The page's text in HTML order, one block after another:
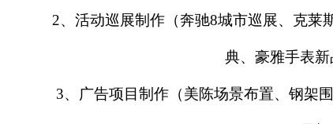
2、活动巡展制作（奔驰8城市巡展、克
典、豪雅手表新
3、广告项目制作（美陈场景布置、钢架